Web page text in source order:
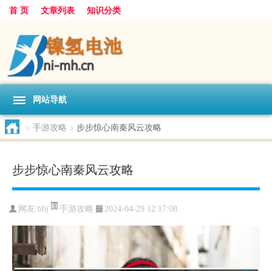
首 页 文章列表 知识分类
网站导航
> 手游攻略 > 步步惊心南秦风云攻略
步步惊心南秦风云攻略
网友:bbj 手游攻略 2024-04-29 12:17:08